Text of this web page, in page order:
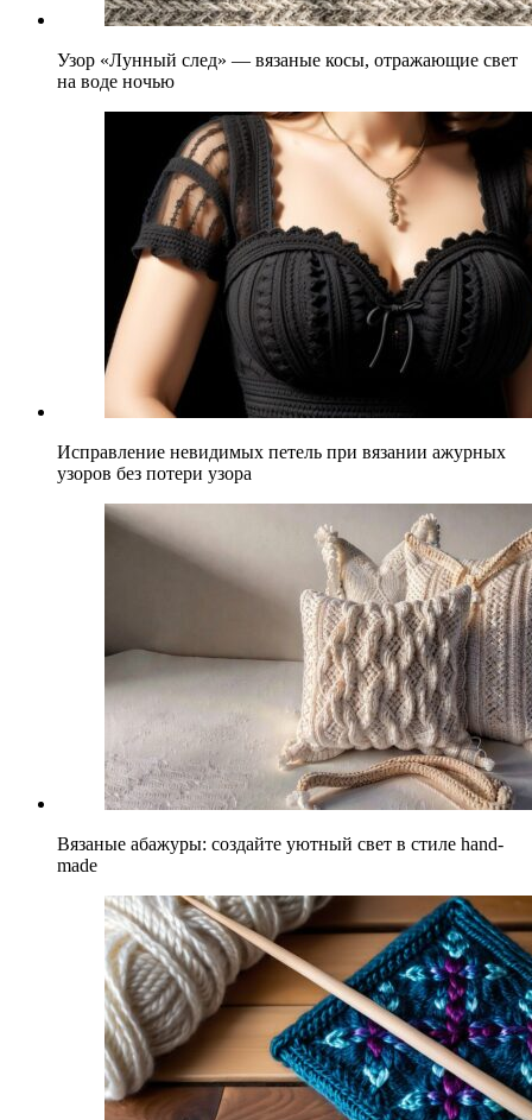
Узор «Лунный след» — вязаные косы, отражающие свет
на воде ночью
Исправление невидимых петель при вязании ажурных
узоров без потери узора
Вязаные абажуры: создайте уютный свет в стиле hand-
made